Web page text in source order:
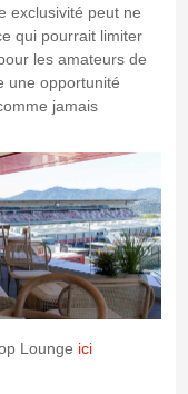
exclusivité peut ne
qui pourrait limiter
les amateurs de
une opportunité
jamais
Lounge ici